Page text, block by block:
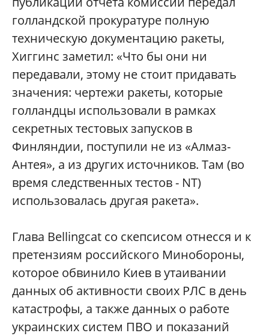
голландской прокуратуре полную
техническую документацию ракеты,
Хиггинс заметил: «Что бы они ни
передавали, этому не стоит придавать
значения: чертежи ракеты, которые
голландцы использовали в рамках
секретных тестовых запусков в
Финляндии, поступили не из «Алмаз-
Антея», а из других источников. Там (во
время следственных тестов - NT)
использовалась другая ракета».
Глава Bellingcat cо скепсисом отнесся и к
претензиям российского Минобороны,
которое обвинило Киев в утаивании
данных об активности своих РЛС в день
катастрофы, а также данных о работе
украинских систем ПВО и показаний